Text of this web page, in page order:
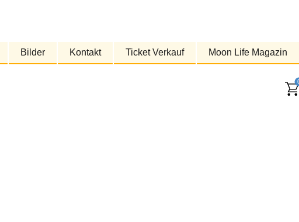
Bilder Kontakt Ticket Verkauf Moon Life Magazin